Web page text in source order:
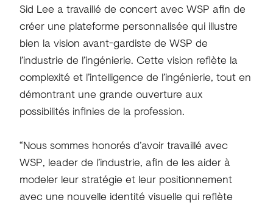
Sid Lee a travaillé de concert avec WSP afin de
créer une plateforme personnalisée qui illustre
bien la vision avant-gardiste de WSP de
l’industrie de l’ingénierie. Cette vision reflète la
complexité et l’intelligence de l’ingénierie, tout en
démontrant une grande ouverture aux
possibilités infinies de la profession.
“Nous sommes honorés d’avoir travaillé avec
WSP, leader de l’industrie, afin de les aider à
modeler leur stratégie et leur positionnement
avec une nouvelle identité visuelle qui reflète